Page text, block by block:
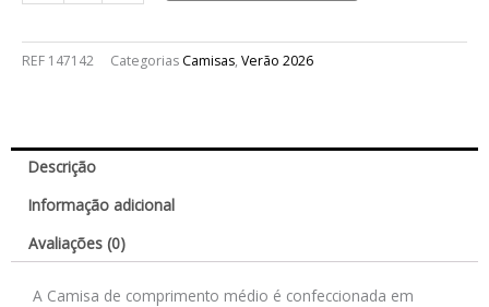
REF 147142 Categorias Camisas, Verão 2026
Descrição
Informação adicional
Avaliações (0)
A Camisa de comprimento médio é confeccionada em